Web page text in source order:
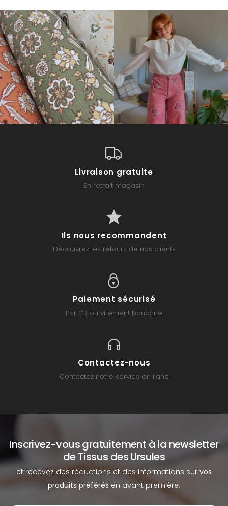
Livraison gratuite
En retrait magasin
Ils nous recommandent
Découvrez les retours de nos clients
Paiement sécurisé
Par CB ou virement bancaire
Contactez-nous
Contactez notre service en ligne
Inscrivez-vous gratuitement à la newsletter
de Tissus des Ursules
et recevez des réductions et des informations sur vos
produits préférés en avant première.